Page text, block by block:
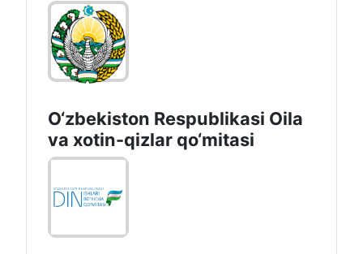
O‘zbekiston Respublikasi Oila
va xotin-qizlar qo‘mitasi